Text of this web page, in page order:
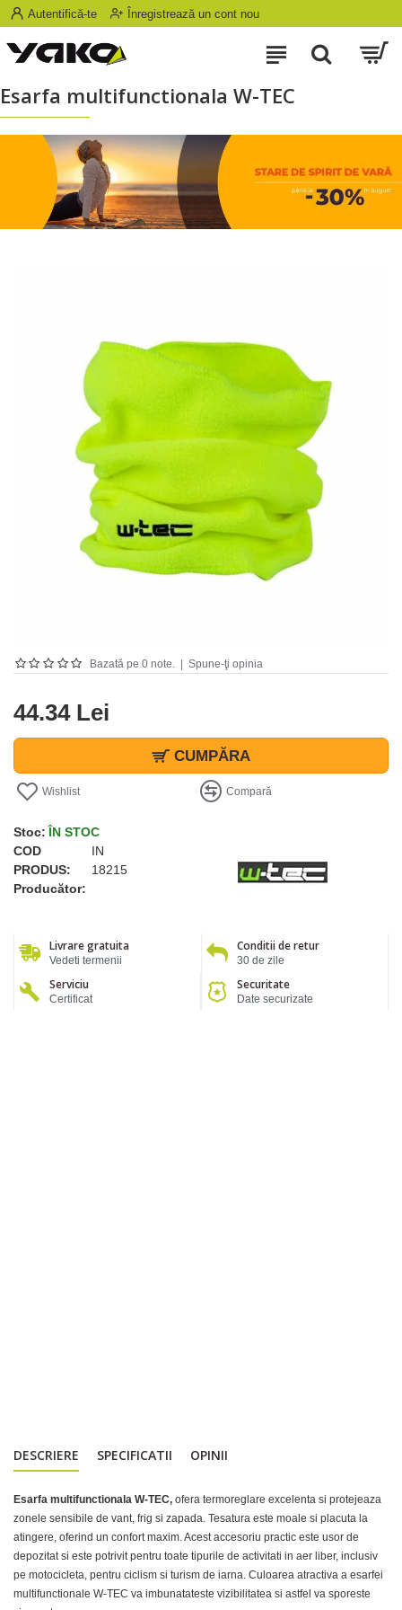
Autentifică-te Înregistrează un cont nou
Esarfa multifunctionala W-TEC
Bazată pe 0 note. Spune-ţi opinia
44.34 Lei
CUMPĂRA
Wishlist Compară
Stoc: ÎN STOC
COD
PRODUS:
IN
18215
Producător:
Livrare gratuita
Vedeti termenii
Conditii de retur
30 de zile
Serviciu
Certificat
Securitate
Date securizate
DESCRIERE SPECIFICATII OPINII
Esarfa multifunctionala W-TEC, ofera termoreglare excelenta si protejeaza
zonele sensibile de vant, frig si zapada. Tesatura este moale si placuta la
atingere, oferind un confort maxim. Acest accesoriu practic este usor de
depozitat si este potrivit pentru toate tipurile de activitati in aer liber, inclusiv
pe motocicleta, pentru ciclism si turism de iarna. Culoarea atractiva a esarfei
multifunctionale W-TEC va imbunatateste vizibilitatea si astfel va sporeste